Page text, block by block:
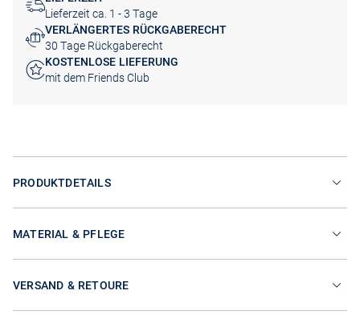
Lieferzeit ca. 1 - 3 Tage
VERLÄNGERTES RÜCKGABERECHT
30 Tage Rückgaberecht
KOSTENLOSE LIEFERUNG
mit dem Friends Club
PRODUKTDETAILS
MATERIAL & PFLEGE
VERSAND & RETOURE